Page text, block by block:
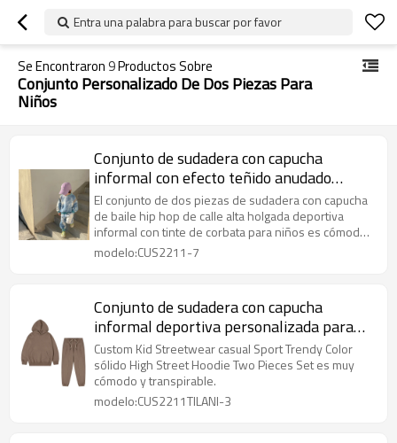
Entra una palabra para buscar por favor
Se Encontraron9Productos Sobre
Conjunto Personalizado De Dos Piezas Para
Niños
Conjunto de sudadera con capucha
informal con efecto teñido anudado
personalizado para niños | Conjunto
deportivo suelto High Street | Conjunto
de dos piezas con capucha de baile hip
hop
El conjunto de dos piezas de sudadera con capucha
de baile hip hop de calle alta holgada deportiva
informal con tinte de corbata para niños es cómodo
y transpirable.
modelo:CUS2211-7
Conjunto de sudadera con capucha
informal deportiva personalizada para
niños | Conjunto de colores sólidos de
moda | Conjunto de dos piezas con
capucha High Street
Custom Kid Streetwear casual Sport Trendy Color
sólido High Street Hoodie Two Pieces Set es muy
cómodo y transpirable.
modelo:CUS2211TILANI-3